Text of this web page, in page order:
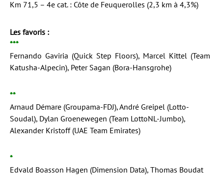
Km 71,5 – 4e cat. : Côte de Feuquerolles (2,3 km à 4,3%)
Les favoris :
***
Fernando Gaviria (Quick Step Floors), Marcel Kittel (Team
Katusha-Alpecin), Peter Sagan (Bora-Hansgrohe)
**
Arnaud Démare (Groupama-FDJ), André Greipel (Lotto-
Soudal), Dylan Groenewegen (Team LottoNL-Jumbo),
Alexander Kristoff (UAE Team Emirates)
*
Edvald Boasson Hagen (Dimension Data), Thomas Boudat